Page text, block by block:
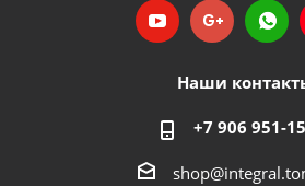
Наши
+7 906 951-